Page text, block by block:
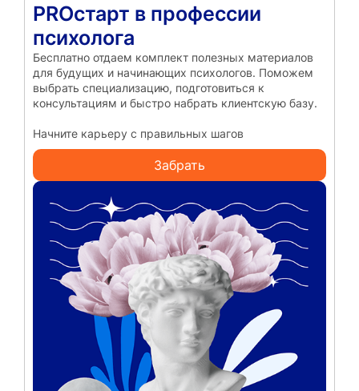
PROстарт в профессии
психолога
Бесплатно отдаем комплект полезных материалов
для будущих и начинающих психологов. Поможем
выбрать специализацию, подготовиться к
консультациям и быстро набрать клиентскую базу.
Начните карьеру с правильных шагов
Забрать